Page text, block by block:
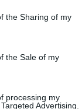
usage behaviour.
Google and its
specified purposes
the Sharing of my
the Sale of my
processing my
Advertising.
hp a nagyon
a jövőt.
mi a
vagy arról,
elakarják
által